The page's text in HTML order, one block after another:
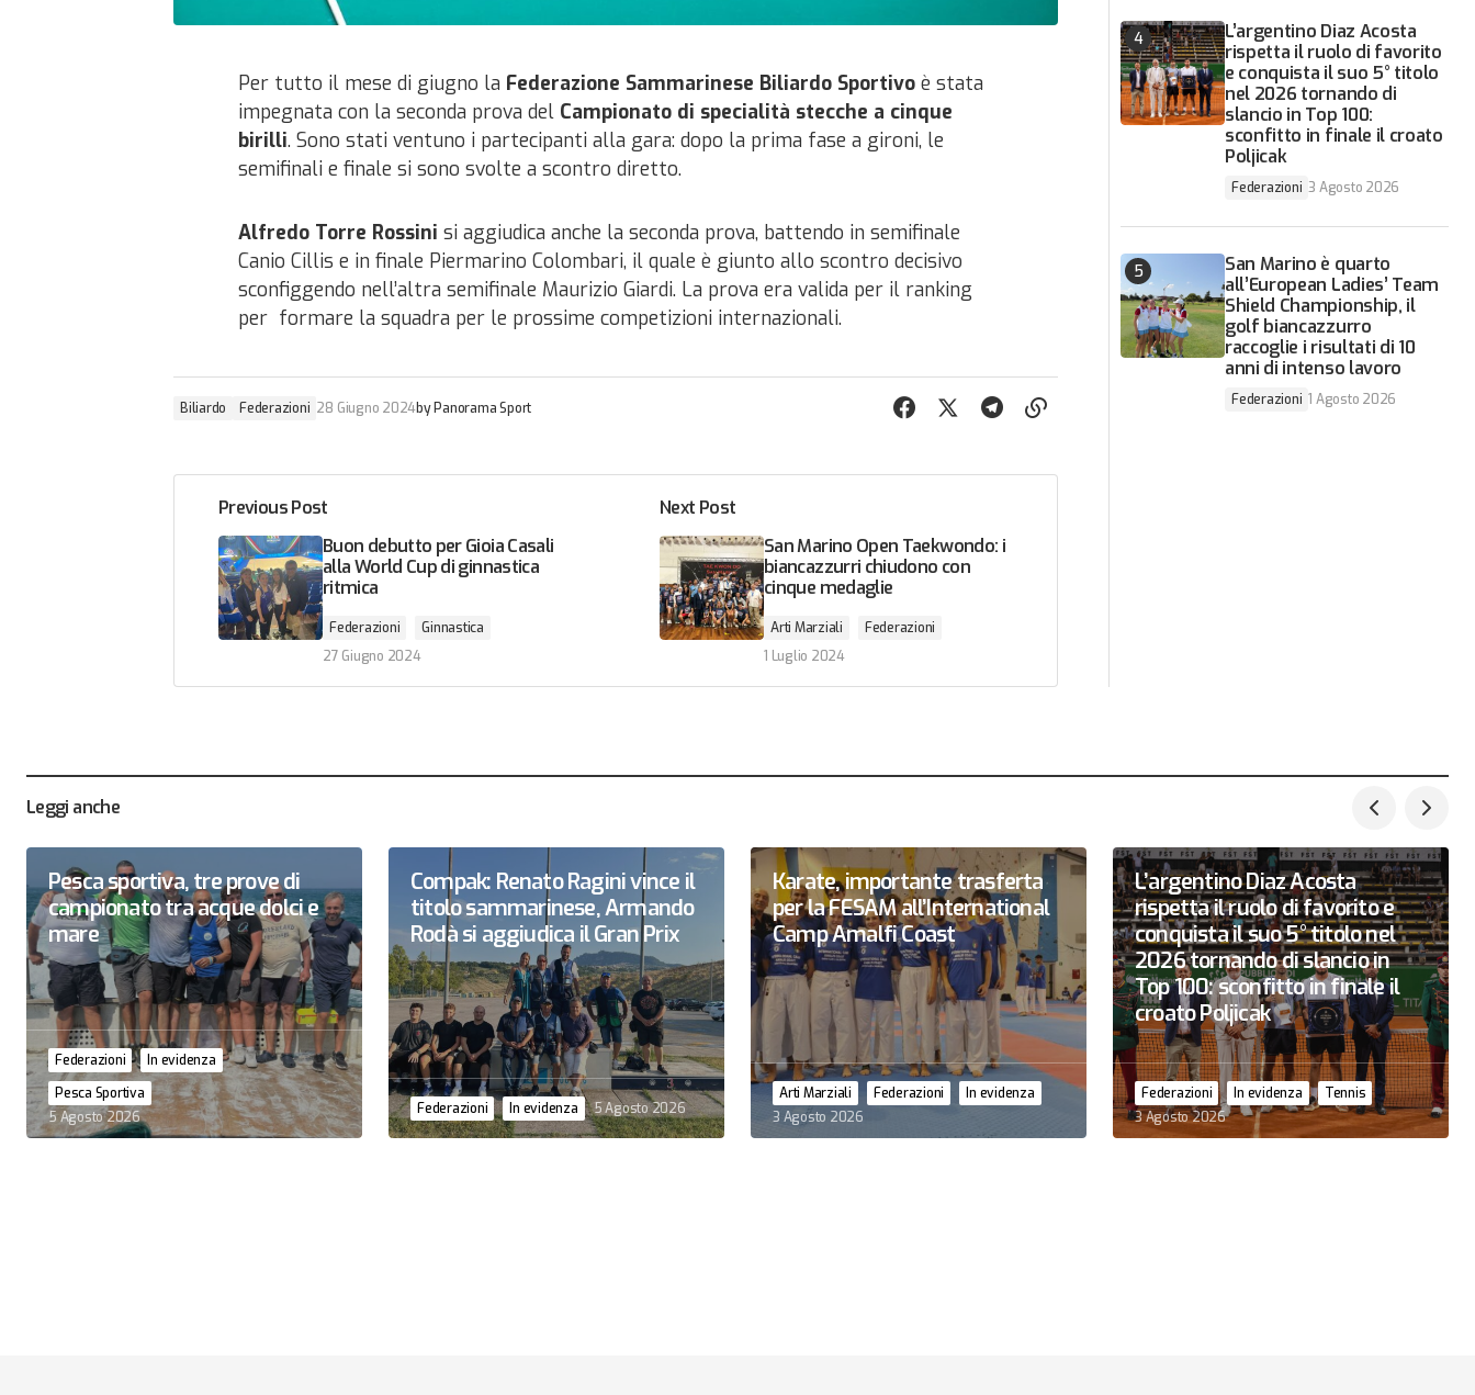
Per tutto il mese di giugno la Federazione Sammarinese Biliardo Sportivo è stata
impegnata con la seconda prova del Campionato di specialità stecche a cinque
birilli. Sono stati ventuno i partecipanti alla gara: dopo la prima fase a gironi, le
semifinali e finale si sono svolte a scontro diretto.
Alfredo Torre Rossini si aggiudica anche la seconda prova, battendo in semifinale
Canio Cillis e in finale Piermarino Colombari, il quale è giunto allo scontro decisivo
sconfiggendo nell’altra semifinale Maurizio Giardi. La prova era valida per il ranking
per formare la squadra per le prossime competizioni internazionali.
Biliardo Federazioni 28 Giugno 2024by Panorama Sport
Previous Post
Buon debutto per Gioia Casali
alla World Cup di ginnastica
ritmica
Federazioni
Ginnastica
27 Giugno 2024
Next Post
San Marino Open Taekwondo: i
biancazzurri chiudono con
cinque medaglie
Arti Marziali
Federazioni
1 Luglio 2024
L’argentino Diaz Acosta
rispetta il ruolo di favorito
e conquista il suo 5° titolo
nel 2026 tornando di
slancio in Top 100:
sconfitto in finale il croato
Poljicak
Federazioni 3 Agosto 2026
San Marino è quarto
all’European Ladies’ Team
Shield Championship, il
golf biancazzurro
raccoglie i risultati di 10
anni di intenso lavoro
Federazioni 1 Agosto 2026
Leggi anche
Pesca sportiva, tre prove di
campionato tra acque dolci e
mare
Federazioni
In evidenza
Pesca Sportiva
5 Agosto 2026
Compak: Renato Ragini vince il
titolo sammarinese, Armando
Rodà si aggiudica il Gran Prix
Federazioni In evidenza 5 Agosto 2026
Karate, importante trasferta
per la FESAM all’International
Camp Amalfi Coast
Arti Marziali Federazioni
In evidenza
3 Agosto 2026
L’argentino Diaz Acosta
rispetta il ruolo di favorito e
conquista il suo 5° titolo nel
2026 tornando di slancio in
Top 100: sconfitto in finale il
croato Poljicak
Federazioni In evidenza
Tennis
3 Agosto 2026